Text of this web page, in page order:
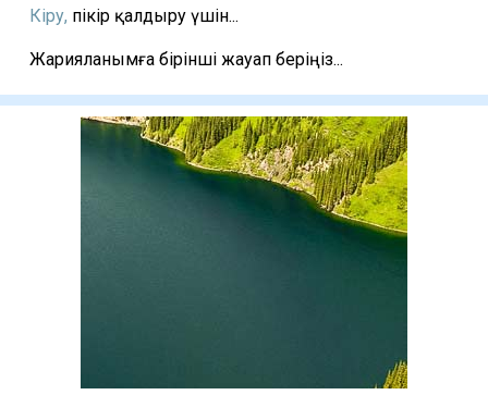
Кіру, пікір қалдыру үшін...
Жарияланымға бірінші жауап беріңіз...